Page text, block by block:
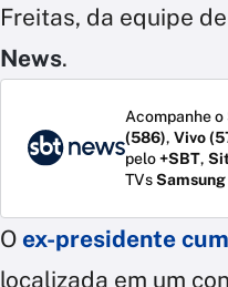
Freitas, da equipe
News.
Acompanhe o
(586), Vivo
pelo+SBT,
TVsSamsung
O ex-presidente
localizada em um